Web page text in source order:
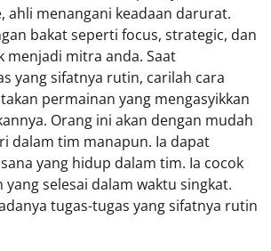
ahli menangani keadaan darurat.
bakat seperti focus, strategic, dan
menjadi mitra anda. Saat
yang sifatnya rutin, carilah cara
permainan yang mengasyikkan
Orang ini akan dengan mudah
dalam tim manapun. Ia dapat
yang hidup dalam tim. Ia cocok
selesai dalam waktu singkat.
tugas-tugas yang sifatnya rutin